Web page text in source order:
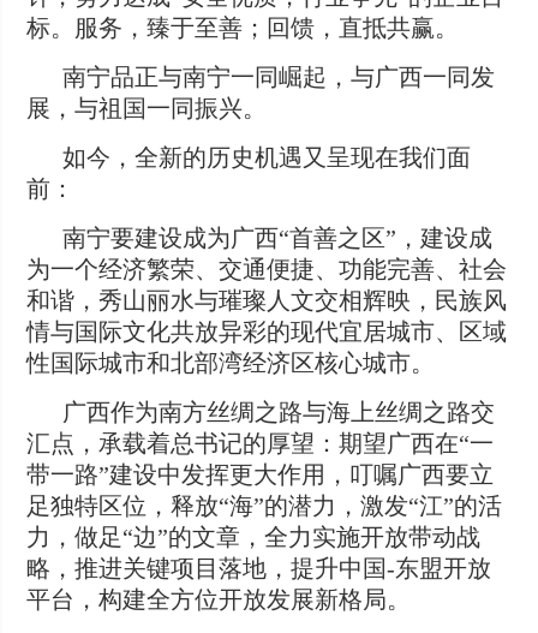
标。服务，臻于至善；回馈，直抵共赢。
南宁品正与南宁一同崛起，与广西一同发
展，与祖国一同振兴。
如今，全新的历史机遇又呈现在我们面
前：
南宁要建设成为广西“首善之区”，建设成
为一个经济繁荣、交通便捷、功能完善、社会
和谐，秀山丽水与璀璨人文交相辉映，民族风
情与国际文化共放异彩的现代宜居城市、区域
性国际城市和北部湾经济区核心城市。
广西作为南方丝绸之路与海上丝绸之路交
汇点，承载着总书记的厚望：期望广西在“一
带一路”建设中发挥更大作用，叮嘱广西要立
足独特区位，释放“海”的潜力，激发“江”的活
力，做足“边”的文章，全力实施开放带动战
略，推进关键项目落地，提升中国-东盟开放
平台，构建全方位开放发展新格局。